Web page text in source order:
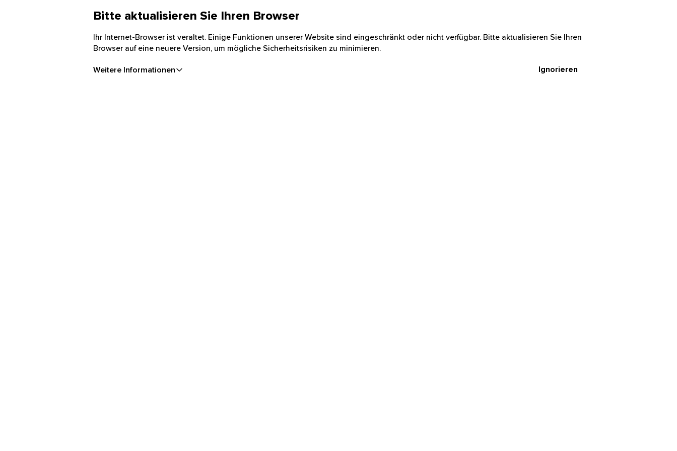
Bitte aktualisieren Sie Ihren Browser
Ihr Internet-Browser ist veraltet. Einige Funktionen unserer Website sind eingeschränkt oder nicht verfügbar. Bitte aktualisieren Sie Ihren
Browser auf eine neuere Version, um mögliche Sicherheitsrisiken zu minimieren.
Weitere Informationen Ignorieren